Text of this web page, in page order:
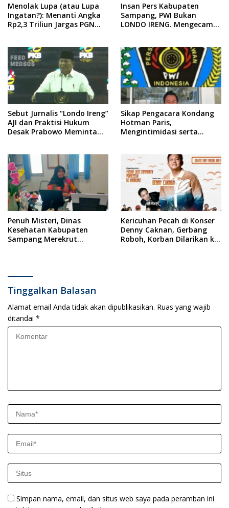
Menolak Lupa (atau Lupa
Ingatan?): Menanti Angka
Rp2,3 Triliun Jargas PGN
Insan Pers Kabupaten
Sampang, PWI Bukan
LONDO IRENG. Mengecam
Republik Indonesia
Sebut Jurnalis “Londo Ireng”
AJI dan Praktisi Hukum
Desak Prabowo Meminta
Sikap Pengacara Kondang
Hotman Paris,
Mengintimidasi serta
Sampang Angkat Bicara
Penuh Misteri, Dinas
Kesehatan Kabupaten
Sampang Merekrut
Kericuhan Pecah di Konser
Denny Caknan, Gerbang
Roboh, Korban Dilarikan ke
Tinggalkan Balasan
Alamat email Anda tidak akan dipublikasikan. Ruas yang wajib
ditandai *
Simpan nama, email, dan situs web saya pada peramban ini